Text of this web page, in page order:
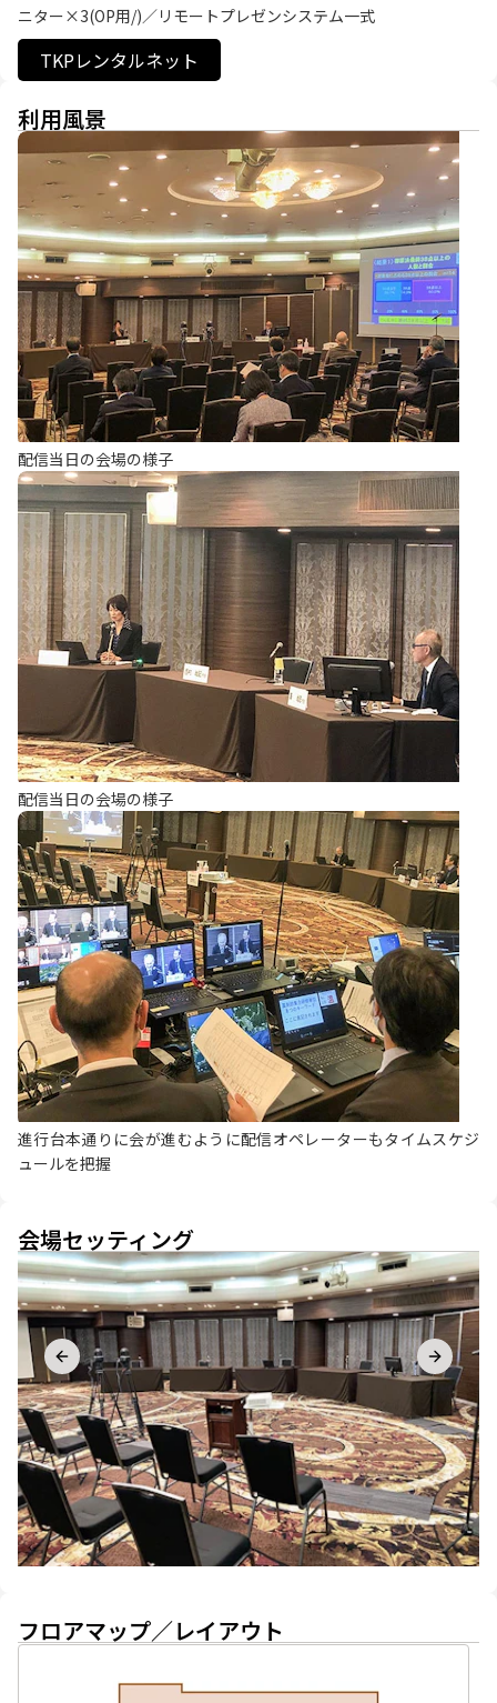
ニター×3(OP用/)／リモートプレゼンシステム一式
TKPレンタルネット
利用風景
配信当日の会場の様子
配信当日の会場の様子
進行台本通りに会が進むように配信オペレーターもタイムスケジ
ュールを把握
会場セッティング
Previous slide Next
フロアマップ／レイアウト